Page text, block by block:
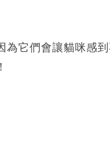
它們會讓貓咪感